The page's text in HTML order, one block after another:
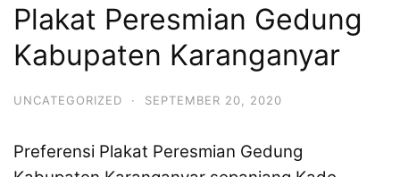
Plakat Peresmian Gedung
Kabupaten Karanganyar
UNCATEGORIZED · SEPTEMBER 20, 2020
Preferensi Plakat Peresmian Gedung